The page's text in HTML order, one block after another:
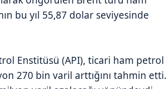
bu yıl 55,87 dolar seviyesinde
Enstitüsü (API), ticari ham petrol
270 bin varil arttığını tahmin etti.